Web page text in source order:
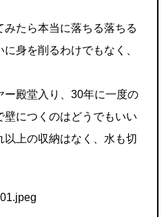
みたら本当に落ちる落ちる
身を削るわけでもなく、
ー殿堂入り、30年に一度の
につくのはどうでもいい
上の収納はなく、水も切